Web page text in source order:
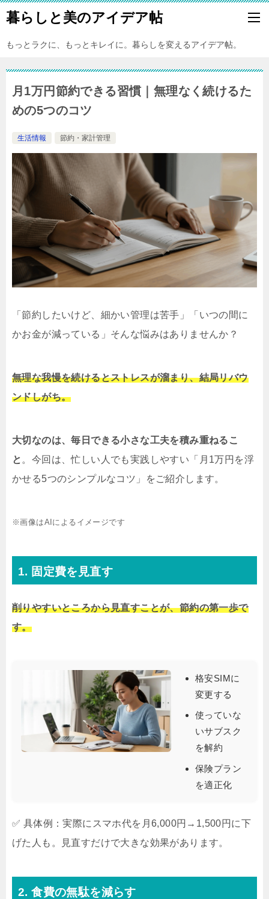
暮らしと美のアイデア帖
もっとラクに、もっとキレイに。暮らしを変えるアイデア帖。
月1万円節約できる習慣｜無理なく続けるた
めの5つのコツ
生活情報 節約・家計管理
「節約したいけど、細かい管理は苦手」「いつの間に
かお金が減っている」そんな悩みはありませんか？
無理な我慢を続けるとストレスが溜まり、結局リバウ
ンドしがち。
大切なのは、毎日できる小さな工夫を積み重ねるこ
と 。今回は、忙しい人でも実践しやすい「月1万円を浮
かせる5つのシンプルなコツ」をご紹介します。
※画像はAIによるイメージです
1. 固定費を見直す
削りやすいところから見直すことが、節約の第一歩で
す。
格安SIMに
変更する
使っていな
いサブスク
を解約
保険プラン
を適正化
✅ 具体例：実際にスマホ代を月6,000円→1,500円に下
げた人も。見直すだけで大きな効果があります。
2. 食費の無駄を減らす